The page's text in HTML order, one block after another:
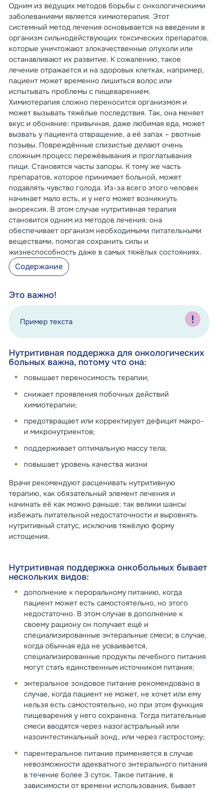
Одним из ведущих методов борьбы с онкологическими
заболеваниями является химиотерапия. Этот
системный метод лечения основывается на введении в
организм сильнодействующих токсических препаратов,
которые уничтожают злокачественные опухоли или
останавливают их развитие. К сожалению, такое
лечение отражается и на здоровых клетках, например,
пациент может временно лишиться волос или
испытывать проблемы с пищеварением.
Химиотерапия сложно переносится организмом и
может вызывать тяжёлые последствия. Так, она меняет
вкус и обоняние: привычная, даже любимая еда, может
вызвать у пациента отвращение, а её запах – рвотные
позывы. Повреждённые слизистые делают очень
сложным процесс пережёвывания и проглатывания
пищи. Становятся часты запоры. К тому же часть
препаратов, которое принимает больной, может
подавлять чувство голода. Из-за всего этого человек
начинает мало есть, и у него может возникнуть
анорексия. В этом случае нутритивная терапия
становится одним из методов лечения: она
обеспечивает организм необходимыми питательными
веществами, помогая сохранить силы и
жизнеспособность даже в самых тяжёлых состояниях.
Содержание
Это важно!
Пример текста
Нутритивная поддержка для онкологических
больных важна, потому что она:
повышает переносимость терапии;
снижает проявления побочных действий
химиотерапии;
предотвращает или корректирует дефицит макро-
и микронутриентов;
поддерживает оптимальную массу тела;
повышает уровень качества жизни
Врачи рекомендуют расценивать нутритивную
терапию, как обязательный элемент лечения и
начинать её как можно раньше: так велики шансы
избежать питательной недостаточности и выровнять
нутритивный статус, исключив тяжёлую форму
истощения.
Нутритивная поддержка онкобольных бывает
нескольких видов:
дополнение к пероральному питанию, когда
пациент может есть самостоятельно, но этого
недостаточно. В этом случае в дополнение к
своему рациону он получает ещё и
специализированные энтеральные смеси; в случае,
когда обычная еда не усваивается,
специализированные продукты лечебного питания
могут стать единственным источником питания;
энтеральное зондовое питание рекомендовано в
случае, когда пациент не может, не хочет или ему
нельзя есть самостоятельно, но при этом функция
пищеварения у него сохранена. Тогда питательные
смеси вводятся через назогастральный или
назоинтестинальный зонд, или через гастростому;
парентеральное питание применяется в случае
невозможности адекватного энтерального питания
в течение более 3 суток. Такое питание, в
зависимости от времени использования, бывает